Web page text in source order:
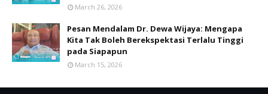
March 26, 2026
Pesan Mendalam Dr. Dewa Wijaya: Mengapa
Kita Tak Boleh Berekspektasi Terlalu Tinggi
pada Siapapun
March 15, 2026